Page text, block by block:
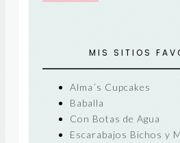
MIS SITIOS
Alma´s Cupcakes
Baballa
Con Botas de Agua
Escarabajos Bichos y